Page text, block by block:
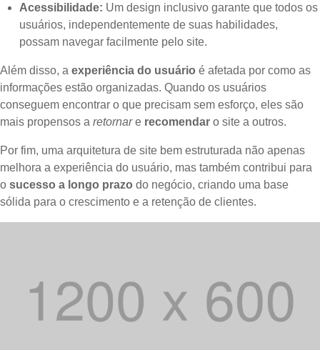
Acessibilidade: Um design inclusivo garante que todos os
usuários, independentemente de suas habilidades,
possam navegar facilmente pelo site.
Além disso, a experiência do usuário é afetada por como as
informações estão organizadas. Quando os usuários
conseguem encontrar o que precisam sem esforço, eles são
mais propensos a retornare recomendar o site a outros.
Por fim, uma arquitetura de site bem estruturada não apenas
melhora a experiência do usuário, mas também contribui para
o sucesso a longo prazo do negócio, criando uma base
sólida para o crescimento e a retenção de clientes.